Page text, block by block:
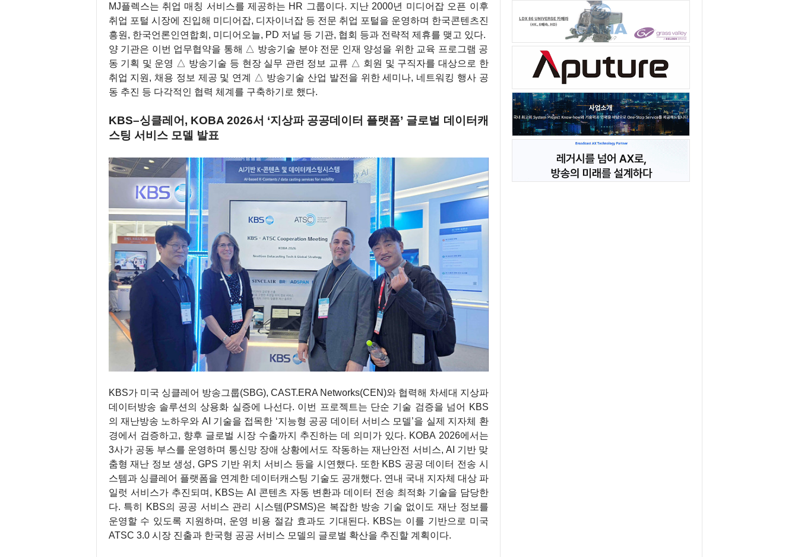
MJ플렉스는 취업 매칭 서비스를 제공하는 HR 그룹이다. 지난 2000년 미디어잡 오픈 이후
취업 포털 시장에 진입해 미디어잡, 디자이너잡 등 전문 취업 포털을 운영하며 한국콘텐츠진
흥원, 한국언론인연합회, 미디어오늘, PD 저널 등 기관, 협회 등과 전략적 제휴를 맺고 있다.
양 기관은 이번 업무협약을 통해 △ 방송기술 분야 전문 인재 양성을 위한 교육 프로그램 공
동 기획 및 운영 △ 방송기술 등 현장 실무 관련 정보 교류 △ 회원 및 구직자를 대상으로 한
취업 지원, 채용 정보 제공 및 연계 △ 방송기술 산업 발전을 위한 세미나, 네트워킹 행사 공
동 추진 등 다각적인 협력 체계를 구축하기로 했다.
KBS–싱클레어, KOBA 2026서 ‘지상파 공공데이터 플랫폼’ 글로벌 데이터캐
스팅 서비스 모델 발표
KBS가 미국 싱클레어 방송그룹(SBG), CAST.ERA Networks(CEN)와 협력해 차세대 지상파
데이터방송 솔루션의 상용화 실증에 나선다. 이번 프로젝트는 단순 기술 검증을 넘어 KBS
의 재난방송 노하우와 AI 기술을 접목한 ‘지능형 공공 데이터 서비스 모델’을 실제 지자체 환
경에서 검증하고, 향후 글로벌 시장 수출까지 추진하는 데 의미가 있다. KOBA 2026에서는
3사가 공동 부스를 운영하며 통신망 장애 상황에서도 작동하는 재난안전 서비스, AI 기반 맞
춤형 재난 정보 생성, GPS 기반 위치 서비스 등을 시연했다. 또한 KBS 공공 데이터 전송 시
스템과 싱클레어 플랫폼을 연계한 데이터캐스팅 기술도 공개했다. 연내 국내 지자체 대상 파
일럿 서비스가 추진되며, KBS는 AI 콘텐츠 자동 변환과 데이터 전송 최적화 기술을 담당한
다. 특히 KBS의 공공 서비스 관리 시스템(PSMS)은 복잡한 방송 기술 없이도 재난 정보를
운영할 수 있도록 지원하며, 운영 비용 절감 효과도 기대된다. KBS는 이를 기반으로 미국
ATSC 3.0 시장 진출과 한국형 공공 서비스 모델의 글로벌 확산을 추진할 계획이다.